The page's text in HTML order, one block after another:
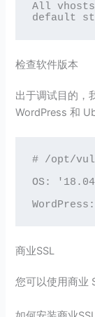
All
default
检查软件版本
出于调试目的，
WordPress 和
# /opt/
OS:
商业SSL
您可以使用商业